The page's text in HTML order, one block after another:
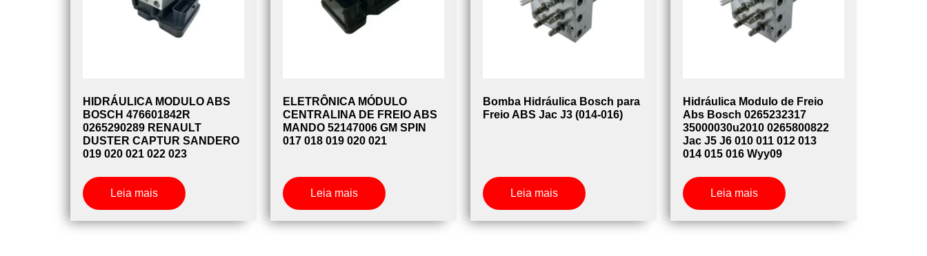
HIDRÁULICA MODULO ABS
BOSCH 476601842R
0265290289 RENAULT
DUSTER CAPTUR SANDERO
019 020 021 022 023
Leia mais
ELETRÔNICA MÓDULO
CENTRALINA DE FREIO ABS
MANDO 52147006 GM SPIN
017 018 019 020 021
Leia mais
Bomba Hidráulica Bosch para
Freio ABS Jac J3 (014-016)
Leia mais
Hidráulica Modulo de Freio
Abs Bosch 0265232317
35000030u2010 0265800822
Jac J5 J6 010 011 012 013
014 015 016 Wyy09
Leia mais